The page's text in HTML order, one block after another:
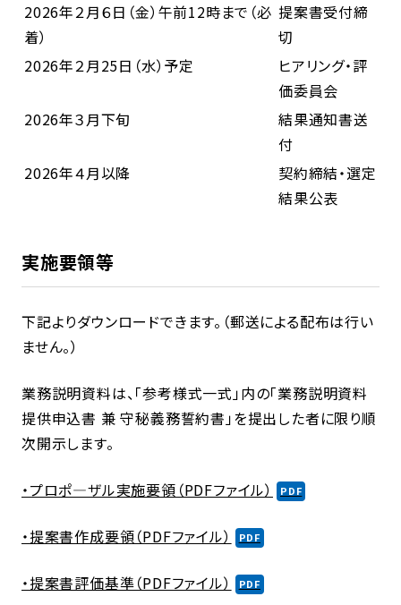
2026年２月６日（金）午前12時まで（必
着）
提案書受付締
切
2026年２月25日（水）予定
ヒアリング・評
価委員会
2026年３月下旬
結果通知書送
付
2026年４月以降
契約締結・選定
結果公表
実施要領等
下記よりダウンロードできます。（郵送による配布は行い
ません。）
業務説明資料は、「参考様式一式」内の「業務説明資料
提供申込書 兼 守秘義務誓約書」を提出した者に限り順
次開示します。
・プロポ―ザル実施要領（PDFファイル）
・提案書作成要領（PDFファイル）
・提案書評価基準（PDFファイル）